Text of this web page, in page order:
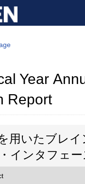
Year
Report
用いたブレイ
インタフェー